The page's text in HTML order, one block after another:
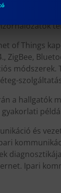
A
of Things
ZigBee,
módszerek.
a hallgatók
és
Ipari